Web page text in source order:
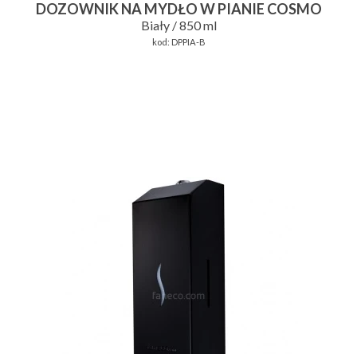
DOZOWNIK NA MYDŁO W PIANIE COSMO
Biały / 850 ml
kod: DPPIA-B